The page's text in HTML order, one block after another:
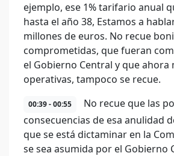
ejemplo, ese 1% tarifario anual
hasta el año 38, Estamos a
millones de euros. No recue
comprometidas, que fueran
el Gobierno Central y que ahora
operativas, tampoco se recue.
00:39 - 00:55
No recue que las
consecuencias de esa anulidad
que se está dictaminar en la
se sea asumida por el Gobierno